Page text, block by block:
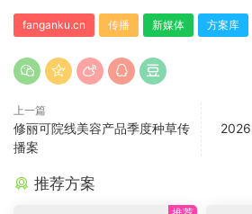
fanganku.cn 传播 新媒体 方案库
上一篇
修丽可院线美容产品季度种草传
播案
推荐方案